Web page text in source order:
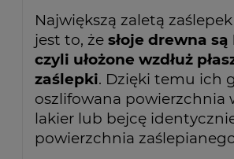
Największą zaletą zaślepek
jest to, że słoje drewna są
czyli ułożone wzdłuż
zaślepki. Dzięki temu ich
oszlifowana powierzchnia
lakier lub bejcę
powierzchnia